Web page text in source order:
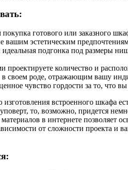
покупка готового или заказного
вашим эстетическим
идеальная подгонка под размеры
проектируете количество и
своем роде, отражающим вашу
чувство гордости за то, что
изготовления встроенного
то, возможно, придется
в интернете позволяет
от сложности проекта и